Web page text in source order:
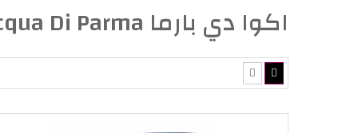
اكوا دي بارما Acqua Di Parma